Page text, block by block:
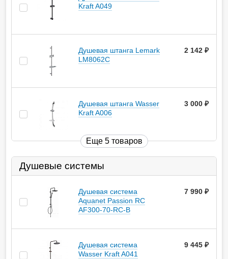
Kraft A049
Душевая штанга Lemark
LM8062C
2 142
Душевая штанга Wasser
Kraft A006
3 000
Еще 5 товаров
Душевые системы
Душевая система
Aquanet Passion RC
AF300-70-RC-B
7 990
Душевая система
Wasser Kraft A041
9 445